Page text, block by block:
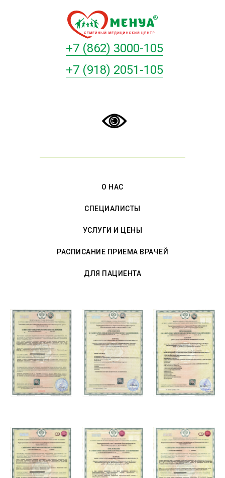
+7 (862) 3000-105
+7 (918) 2051-105
О НАС
СПЕЦИАЛИСТЫ
УСЛУГИ И ЦЕНЫ
РАСПИСАНИЕ ПРИЕМА ВРАЧЕЙ
ДЛЯ ПАЦИЕНТА